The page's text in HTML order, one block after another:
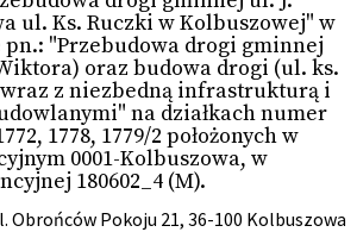
ul. Ks. Ruczki w Kolbuszowej" w
"Przebudowa drogi gminnej
oraz budowa drogi (ul. ks.
z niezbedną infrastrukturą i
na działkach numer
1778, 1779/2 położonych w
0001-Kolbuszowa, w
180602_4 (M).
Obrońców Pokoju 21, 36-100 Kolbuszowa